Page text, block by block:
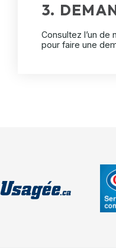
3.
Consultez l’un de
pour faire une